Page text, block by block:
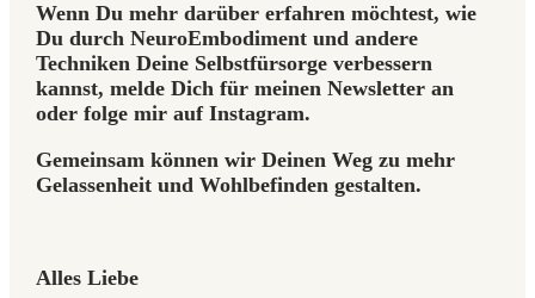
Wenn Du mehr darüber erfahren möchtest, wie
Du durch NeuroEmbodiment und andere
Techniken Deine Selbstfürsorge verbessern
kannst, melde Dich für meinen Newsletter an
oder folge mir auf Instagram.
Gemeinsam können wir Deinen Weg zu mehr
Gelassenheit und Wohlbefinden gestalten.
Alles Liebe